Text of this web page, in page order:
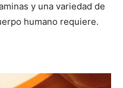
y una variedad de
humano requiere.